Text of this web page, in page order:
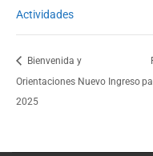
Actividades
Bienvenida y
Orientaciones Nuevo Ingreso
2025